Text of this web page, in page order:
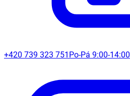
+420 739 323 751 Po-Pá 9:00-14:00